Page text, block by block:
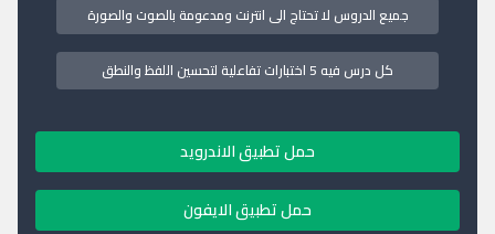
جميع الدروس لا تحتاج الى انترنت ومدعومة بالصوت والصورة
كل درس فيه 5 اختبارات تفاعلية لتحسين اللفظ والنطق
حمل تطبيق الاندرويد
حمل تطبيق الايفون